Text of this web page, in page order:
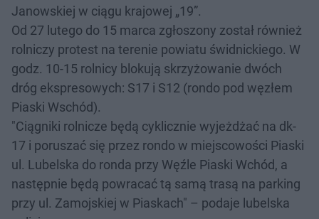
Janowskiej w ciągu krajowej „19”.
Od 27 lutego do 15 marca zgłoszony został również
rolniczy protest na terenie powiatu świdnickiego. W
godz. 10-15 rolnicy blokują skrzyżowanie dwóch
dróg ekspresowych: S17 i S12 (rondo pod węzłem
Piaski Wschód).
"Ciągniki rolnicze będą cyklicznie wyjeżdżać na dk-
17 i poruszać się przez rondo w miejscowości Piaski
ul. Lubelska do ronda przy Węźle Piaski Wchód, a
następnie będą powracać tą samą trasą na parking
przy ul. Zamojskiej w Piaskach" – podaje lubelska